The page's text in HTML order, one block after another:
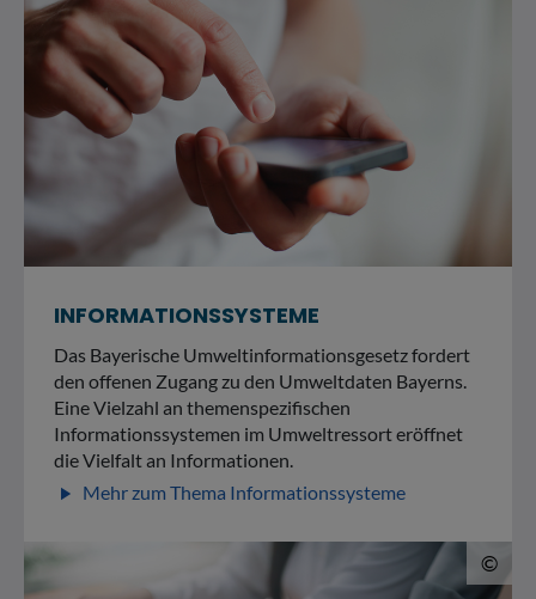
INFORMATIONSSYSTEME
Das Bayerische Umweltinformationsgesetz fordert
den offenen Zugang zu den Umweltdaten Bayerns.
Eine Vielzahl an themenspezifischen
Informationssystemen im Umweltressort eröffnet
die Vielfalt an Informationen.
play_arrow Mehr zum Thema Informationssysteme
©